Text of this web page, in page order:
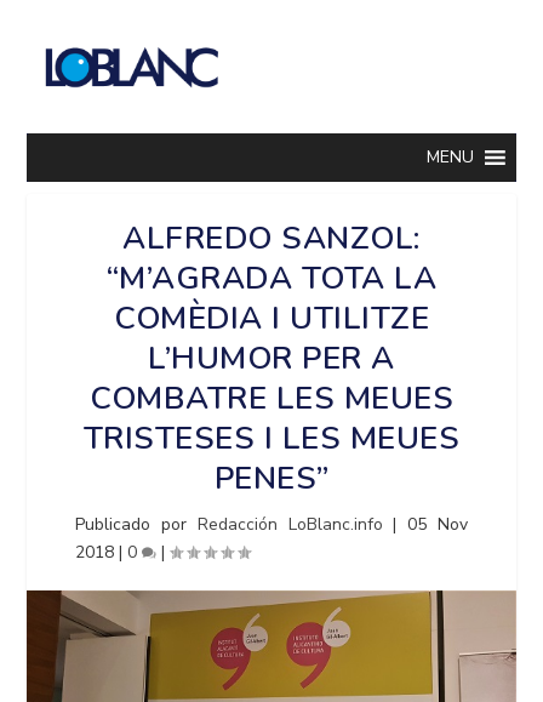
MENU
ALFREDO SANZOL:
“M’AGRADA TOTA LA
COMÈDIA I UTILITZE
L’HUMOR PER A
COMBATRE LES MEUES
TRISTESES I LES MEUES
PENES”
Publicado por Redacción LoBlanc.info | 05 Nov
2018 |0 |